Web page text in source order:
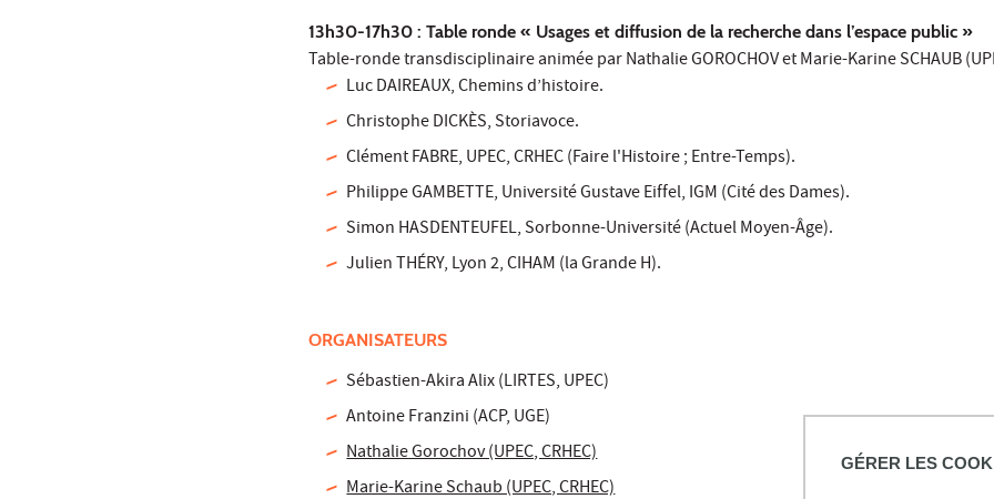
GÉRER LES
13h30-17h30 : Table ronde « Usages et diffusion de la recherche dans l’espace public »
Table-ronde transdisciplinaire animée par Nathalie GOROCHOV et Marie-Karine SCHAUB
Luc DAIREAUX, Chemins d’histoire.
Christophe DICKÈS, Storiavoce.
Clément FABRE, UPEC, CRHEC (Faire l'Histoire ; Entre-Temps).
Philippe GAMBETTE, Université Gustave Eiffel, IGM (Cité des Dames).
Simon HASDENTEUFEL, Sorbonne-Université (Actuel Moyen-Âge).
Julien THÉRY, Lyon 2, CIHAM (la Grande H).
ORGANISATEURS
Sébastien-Akira Alix (LIRTES, UPEC)
Antoine Franzini (ACP, UGE)
Nathalie Gorochov (UPEC, CRHEC)
Marie-Karine Schaub (UPEC, CRHEC)